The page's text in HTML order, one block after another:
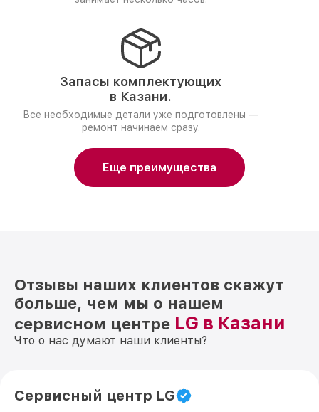
Запасы комплектующих
в Казани.
Все необходимые детали уже подготовлены —
ремонт начинаем сразу.
Еще преимущества
Отзывы наших клиентов скажут
больше, чем мы о нашем
сервисном центре LG в Казани
Что о нас думают наши клиенты?
Сервисный центр LG